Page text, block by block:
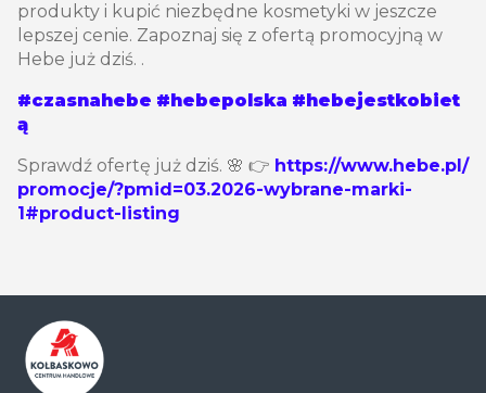
produkty i kupić niezbędne kosmetyki w jeszcze
lepszej cenie. Zapoznaj się z ofertą promocyjną w
Hebe już dziś. .
#czasnahebe #hebepolska #hebejestkobiet
ą
Sprawdź ofertę już dziś. 🌸 👉 https://www.hebe.pl/
promocje/?pmid=03.2026-wybrane-marki-
1#product-listing